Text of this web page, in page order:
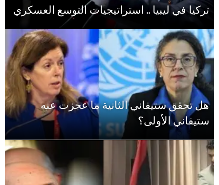
تركيا في ليبيا .. استراتيجيات التوسع العسكري
هل تحقق ستيفاني الثانية ما عجزت عنه
ستيفاني الأولى؟